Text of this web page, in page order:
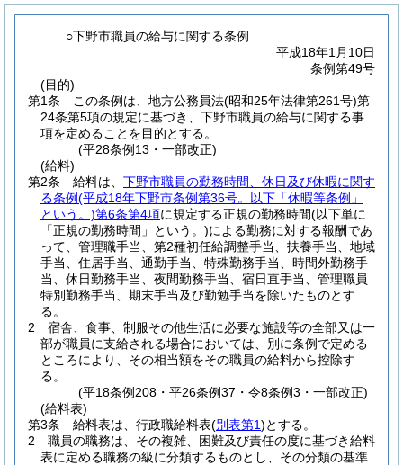
○下野市職員の給与に関する条例
平成18年1月10日
条例第49号
(目的)
第1条
この条例は、地方公務員法(昭和25年法律第261号)第
24条第5項の規定に基づき、下野市職員の給与に関する事
項を定めることを目的とする。
(平28条例13・一部改正)
(給料)
第2条
給料は、 下野市職員の勤務時間、休日及び休暇に関す
る条例(平成18年下野市条例第36号。以下「休暇等条例」
という。)第6条第4項に規定する正規の勤務時間(以下単に
「正規の勤務時間」という。)による勤務に対する報酬であ
って、管理職手当、第2種初任給調整手当、扶養手当、地域
手当、住居手当、通勤手当、特殊勤務手当、時間外勤務手
当、休日勤務手当、夜間勤務手当、宿日直手当、管理職員
特別勤務手当、期末手当及び勤勉手当を除いたものとす
る。
2
宿舎、食事、制服その他生活に必要な施設等の全部又は一
部が職員に支給される場合においては、別に条例で定める
ところにより、その相当額をその職員の給料から控除す
る。
(平18条例208・平26条例37・令8条例3・一部改正)
(給料表)
第3条
給料表は、行政職給料表(別表第1)とする。
2
職員の職務は、その複雑、困難及び責任の度に基づき給料
表に定める職務の級に分類するものとし、その分類の基準